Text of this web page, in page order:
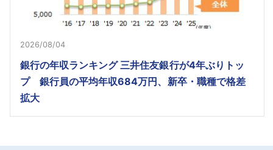
2026/08/04
銀行の年収ランキング 三井住友銀行が4年ぶりトッ
プ 銀行員の平均年収684万円、新卒・職種で格差
拡大